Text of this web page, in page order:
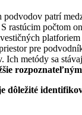
podvodov patrí
S rastúcim počtom
pre
Ich metódy sa
dôležité